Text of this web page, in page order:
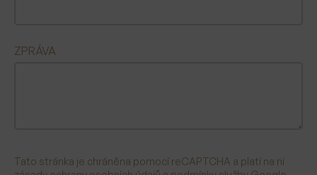
ZPRÁVA
Tato stránka je chráněna pomocí reCAPTCHA a platí na ni